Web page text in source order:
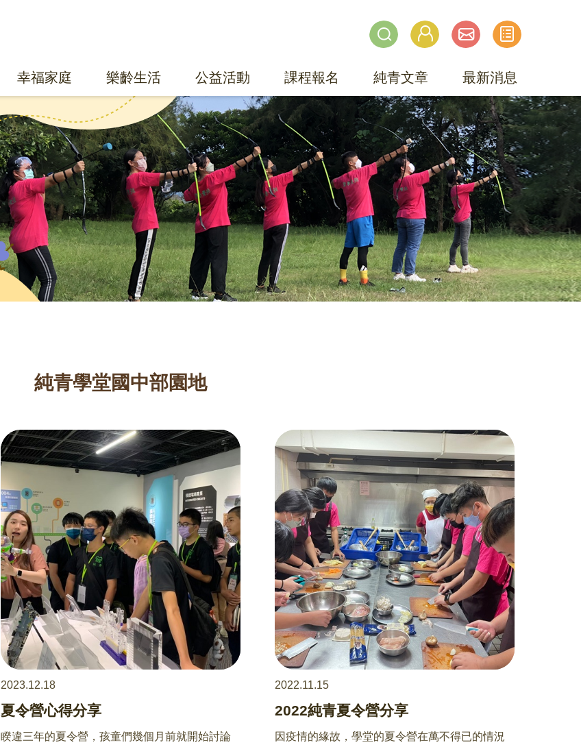
幸福家庭 樂齡生活 公益活動 課程報名 純青文章 最新消息
純青學堂國中部園地
2023.12.18
夏令營心得分享
睽違三年的夏令營，孩童們幾個月前就開始討論
2022.11.15
2022純青夏令營分享
因疫情的緣故，學堂的夏令營在萬不得已的情況